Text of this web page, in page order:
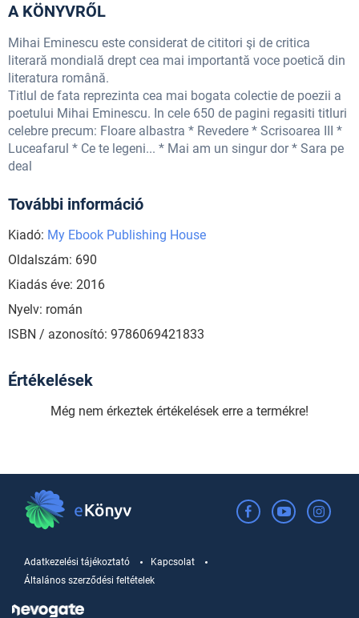
A KÖNYVRŐL
Mihai Eminescu este considerat de cititori şi de critica
literară mondială drept cea mai importantă voce poetică din
literatura română.
Titlul de fata reprezinta cea mai bogata colectie de poezii a
poetului Mihai Eminescu. In cele 650 de pagini regasiti titluri
celebre precum: Floare albastra * Revedere * Scrisoarea III *
Luceafarul * Ce te legeni... * Mai am un singur dor * Sara pe
deal
További információ
Kiadó: My Ebook Publishing House
Oldalszám: 690
Kiadás éve: 2016
Nyelv: román
ISBN / azonosító: 9786069421833
Értékelések
Még nem érkeztek értékelések erre a termékre!
Adatkezelési tájékoztató
Kapcsolat
Általános szerződési feltételek